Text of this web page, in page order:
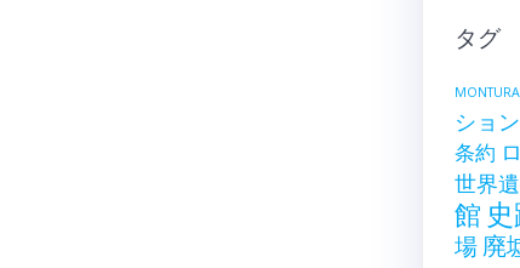
タグ
MONTURA
ショ
条約
世界
館
場 廃